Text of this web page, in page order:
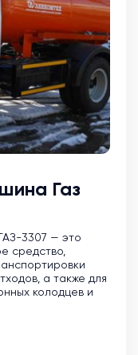
Газ
3307 — это
средство,
а также для
колодцев и